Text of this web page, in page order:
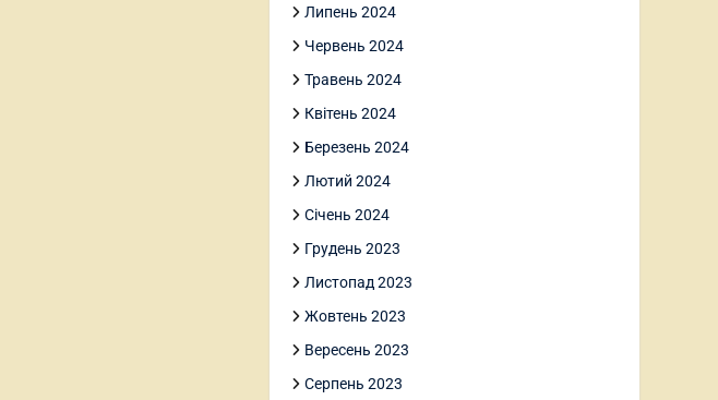
Липень 2024
Червень 2024
Травень 2024
Квітень 2024
Березень 2024
Лютий 2024
Січень 2024
Грудень 2023
Листопад 2023
Жовтень 2023
Вересень 2023
Серпень 2023